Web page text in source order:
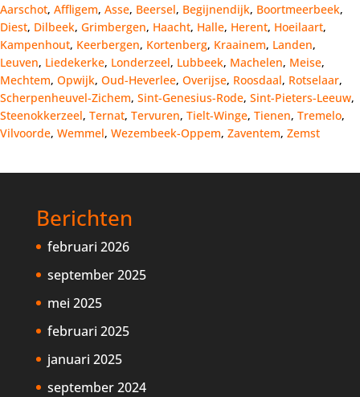
Aarschot, Affligem, Asse, Beersel, Begijnendijk, Boortmeerbeek,
Diest, Dilbeek, Grimbergen, Haacht, Halle, Herent, Hoeilaart,
Kampenhout, Keerbergen, Kortenberg, Kraainem, Landen,
Leuven, Liedekerke, Londerzeel, Lubbeek, Machelen, Meise,
Mechtem, Opwijk, Oud-Heverlee, Overijse, Roosdaal, Rotselaar,
Scherpenheuvel-Zichem, Sint-Genesius-Rode, Sint-Pieters-Leeuw,
Steenokkerzeel, Ternat, Tervuren, Tielt-Winge, Tienen, Tremelo,
Vilvoorde, Wemmel, Wezembeek-Oppem, Zaventem, Zemst
Berichten
februari 2026
september 2025
mei 2025
februari 2025
januari 2025
september 2024